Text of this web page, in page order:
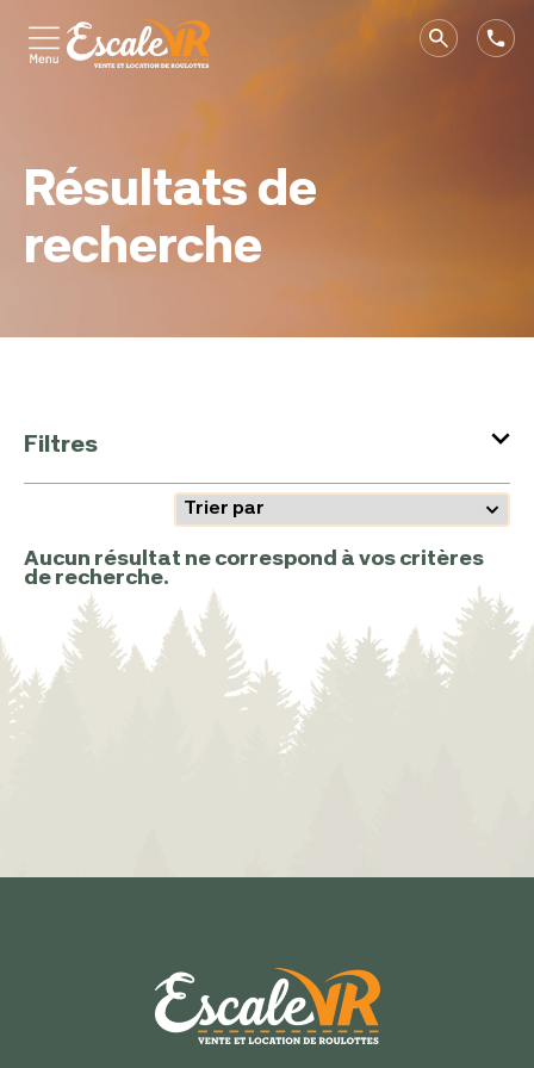
Résultats de
recherche
Filtres
Aucun résultat ne correspond à vos critères
de recherche.